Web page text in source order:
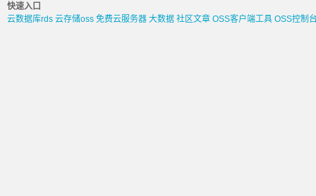
快速入口
云数据库rds 云存储oss 免费云服务器 大数据 社区文章 OSS客户端工具 OSS控制